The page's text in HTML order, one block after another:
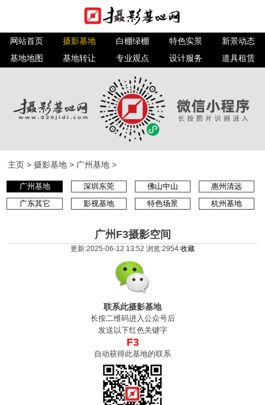
网站首页 摄影基地 白棚绿棚 特色实景
新景动态
基地地图
基地转让 专业观点 设计服务 道具租赁
主页 >摄影基地 > 广州基地 >
广州基地 深圳东莞 佛山中山
惠州清远
广东其它
影视基地 特色场景 杭州基地
广州F3摄影空间
更新:2025-06-12 13:52 浏览:2954 收藏
联系此摄影基地
长按二维码进入公众号后
发送以下红色关键字
F3
自动获得此基地的联系